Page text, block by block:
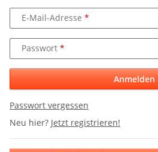
E-Mail-Adresse
Passwort
Anmelden
Passwort vergessen
Neu hier? Jetzt registrieren!